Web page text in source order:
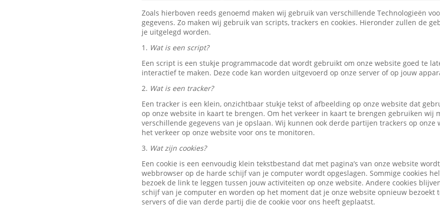
Zoals hierboven reeds genoemd maken wij gebruik van verschillende Technologieën
gegevens. Zo maken wij gebruik van scripts, trackers en cookies. Hieronder zullen de
je uitgelegd worden.
1. Wat is een script?
Een script is een stukje programmacode dat wordt gebruikt om onze website goed te
interactief te maken. Deze code kan worden uitgevoerd op onze server of op jouw
2. Wat is een tracker?
Een tracker is een klein, onzichtbaar stukje tekst of afbeelding op onze website dat
op onze website in kaart te brengen. Om het verkeer in kaart te brengen gebruiken wij
verschillende gegevens van je opslaan. Wij kunnen ook derde partijen trackers op onze
het verkeer op onze website voor ons te monitoren.
3. Wat zijn cookies?
Een cookie is een eenvoudig klein tekstbestand dat met pagina’s van onze website
webbrowser op de harde schijf van je computer wordt opgeslagen. Sommige cookies
bezoek de link te leggen tussen jouw activiteiten op onze website. Andere cookies
schijf van je computer en worden op het moment dat je onze website opnieuw bezoekt
servers of die van derde partij die de cookie voor ons heeft geplaatst.